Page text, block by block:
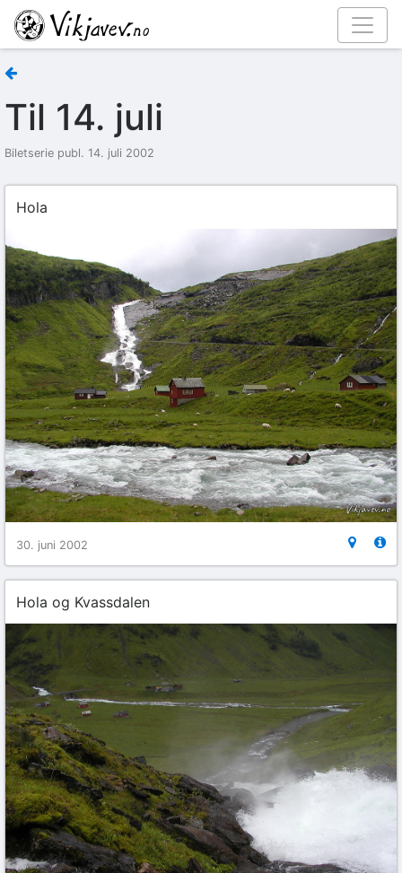
Til 14. juli
Biletserie publ. 14. juli 2002
Hola
30. juni 2002
Hola og Kvassdalen